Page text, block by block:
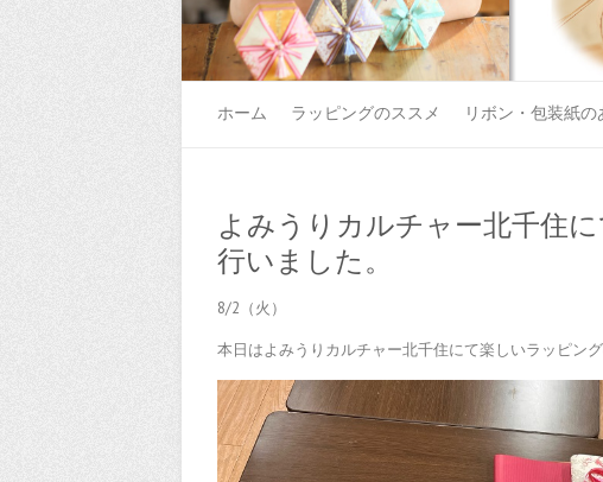
ホーム ラッピングのススメ リボン・包装紙の
よみうりカルチャー北千住
行いました。
8/2（火）
本日はよみうりカルチャー北千住にて楽しいラッピン